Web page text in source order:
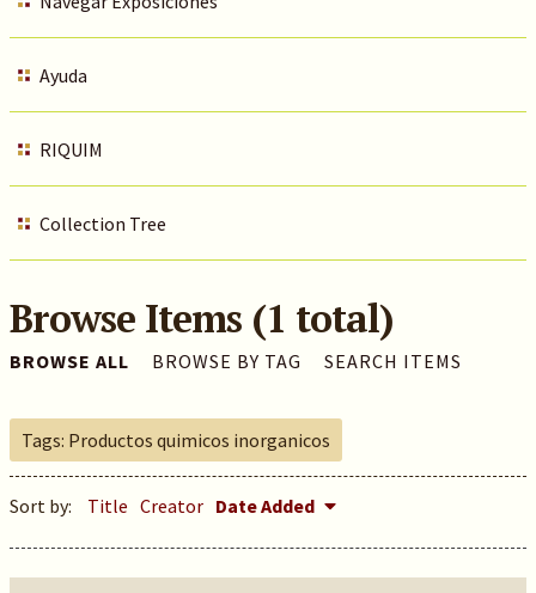
Ayuda
RIQUIM
Collection Tree
Browse Items (1 total)
BROWSE ALL BROWSE BY TAG SEARCH ITEMS
Tags: Productos quimicos inorganicos
Sort by: Title Creator Date Added